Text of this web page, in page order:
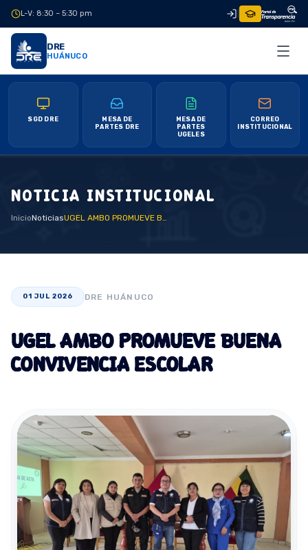
L-V: 8:30 – 5:30 pm
DRE
HUÁNUCO
SGD DRE
MESA DE
PARTES DRE
MESA DE
PARTES
UGELES
CORREO
INSTITUCIONAL
NOTICIA INSTITUCIONAL
InicioNoticias UGEL AMBO PROMUEVE BUENA CONVIVENCIA ESCOLAR
01 JUL 2026 DRE HUÁNUCO
UGEL AMBO PROMUEVE BUENA
CONVIVENCIA ESCOLAR